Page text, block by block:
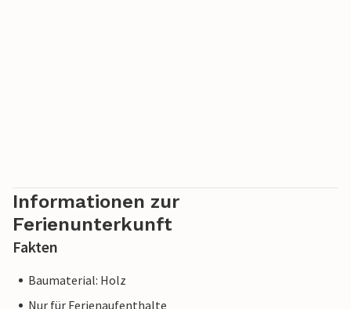
Informationen zur
Ferienunterkunft
Fakten
Baumaterial: Holz
Nur für Ferienaufenthalte